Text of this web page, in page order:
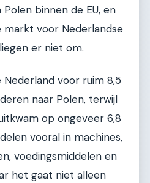
binnen de EU, en
markt voor Nederlandse
er niet om.
voor ruim 8,5
naar Polen, terwijl
op ongeveer 6,8
vooral in machines,
voedingsmiddelen en
het gaat niet alleen